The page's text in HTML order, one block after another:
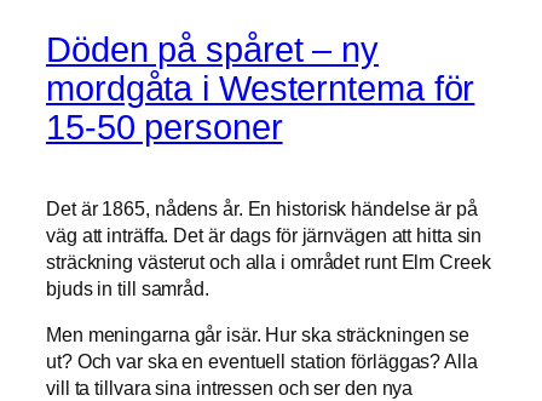
Döden på spåret – ny
mordgåta i Westerntema för
15-50 personer
Det är 1865, nådens år. En historisk händelse är på
väg att inträffa. Det är dags för järnvägen att hitta sin
sträckning västerut och alla i området runt Elm Creek
bjuds in till samråd.
Men meningarna går isär. Hur ska sträckningen se
ut? Och var ska en eventuell station förläggas? Alla
vill ta tillvara sina intressen och ser den nya